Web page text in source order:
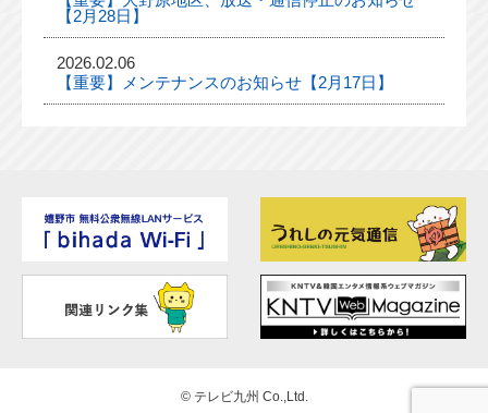
【2月28日】
2026.02.06
【重要】メンテナンスのお知らせ【2月17日】
©テレビ九州 Co.,Ltd.